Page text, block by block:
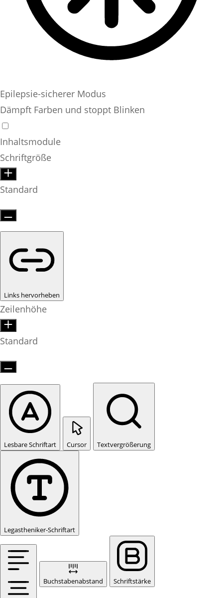
Epilepsie-sicherer Modus
Dämpft Farben und stoppt Blinken
Inhaltsmodule
Schriftgröße
Standard
Links hervorheben
Zeilenhöhe
Standard
Lesbare Schriftart Cursor Textvergrößerung
Legastheniker-Schriftart
Buchstabenabstand Schriftstärke